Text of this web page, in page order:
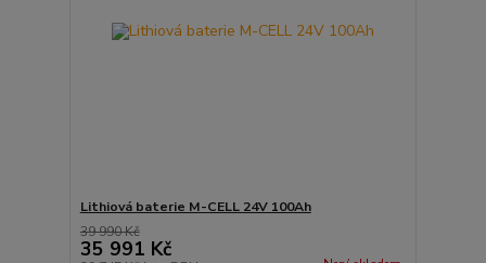
Lithiová baterie M-CELL 24V 100Ah
39 990 Kč
35 991 Kč